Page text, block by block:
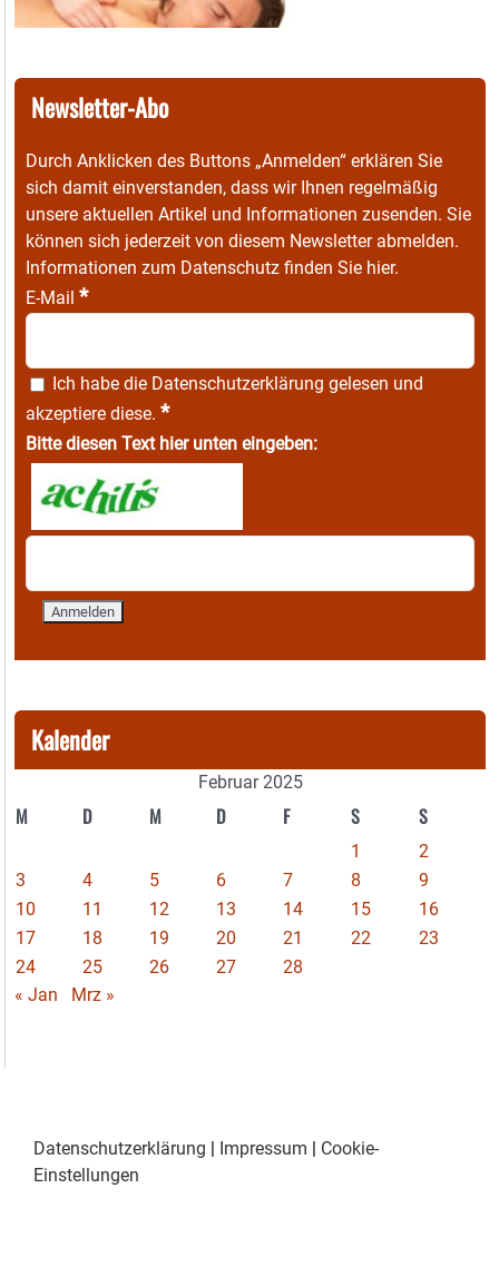
Newsletter-Abo
Durch Anklicken des Buttons „Anmelden“ erklären Sie
sich damit einverstanden, dass wir Ihnen regelmäßig
unsere aktuellen Artikel und Informationen zusenden. Sie
können sich jederzeit von diesem Newsletter abmelden.
Informationen zum Datenschutz finden Sie hier.
E-Mail *
Ich habe die Datenschutzerklärung gelesen und
akzeptiere diese. *
Bitte diesen Text hier unten eingeben:
Kalender
Februar 2025
M D M D F S S
1
2
3
4 5 6 7 8
9
10
11 12 13 14 15
16
17
18 19 20 21 22
23
24
25 26 27
28
« Jan
Mrz »
Datenschutzerklärung | Impressum | Cookie-
Einstellungen